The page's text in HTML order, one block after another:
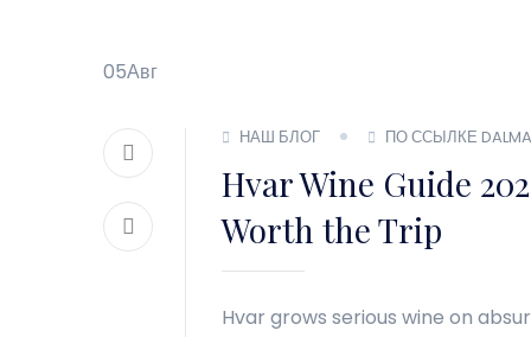
05Авг
НАШ БЛОГ ПО ССЫЛКЕ
Hvar Wine Guide
Worth the Trip
Hvar grows serious wine on